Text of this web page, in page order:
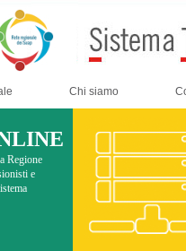
Chi siamo
Regione
e